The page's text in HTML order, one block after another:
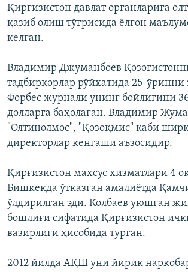
Қирғизистон давлат органларига
қазиб олиш тўғрисида ёлғон
келган.
Владимир Джуманбоев
тадбиркорлар рўйхатида 25-ўринни
Форбес журнали унинг бойлигини
долларга баҳолаган. Владимир
"Олтинолмос", "Қозоқмис" каби
директорлар кенгаши аъзосидир.
Қирғизистон махсус хизматлари 4
Бишкекда ўтказган амалиётда
ўлдирилган эди. Колбаев уюшган
бошлиғи сифатида Қирғизистон
вазирлиги ҳисобида турган.
2012 йилда АҚШ уни йирик